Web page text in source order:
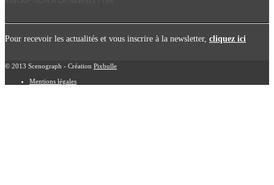
Pour recevoir les actualités et vous inscrire à la newsletter, cliquez ici
© 2013 Scenograph - Création Pixbulle
Mentions légales